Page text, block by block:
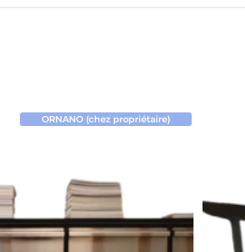
ORNANO (chez propriétaire)